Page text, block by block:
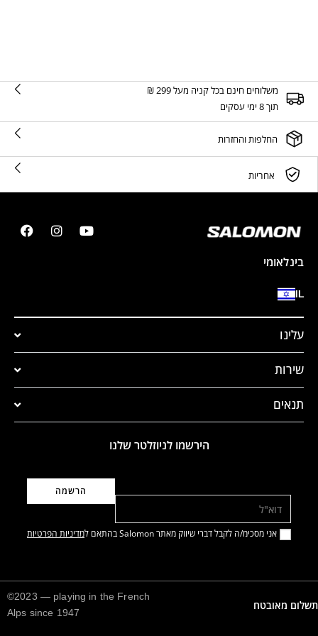
משלוחים חינם בכל קניה מעל 299 ₪
תוך 8 ימי עסקים
החלפות והחזרות
אחריות
בינלאומי
IL
עלינו
שירות
תנאים
הירשמו לניוזלטר שלנו
אני מסכימ/ה לקבל דברי שיווק מאתר Salomon בהתאם ל מדיניות הפרטיות
תשלום מאובטח
©2023 — playing in the French
Alps since 1947